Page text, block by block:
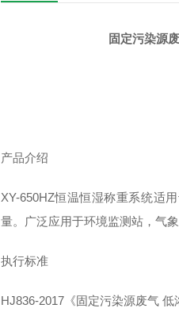
固定污染源
产品介绍
XY-650HZ恒温恒湿称重系统适
量。 广泛应用于环境监测站，气
执行标准
HJ836-2017《固定污染源废气 低